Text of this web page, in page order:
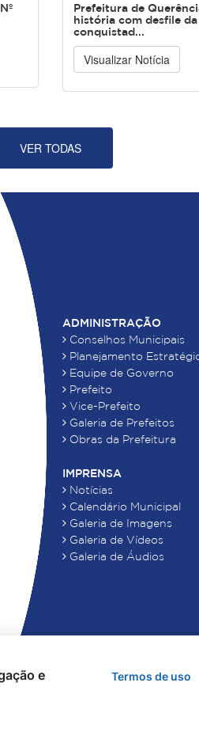
Prefeitura de
história com desfile
conquistad...
Visualizar Notícia
VER TODAS
ADMINISTRAÇÃO
Conselhos Municipais
Planejamento
Equipe de Governo
Prefeito
Vice-Prefeito
Galeria de Prefeitos
Obras da Prefeitura
IMPRENSA
Notícias
Calendário Municipal
Galeria de Imagens
Galeria de Vídeos
Galeria de Áudios
e
Termos de uso